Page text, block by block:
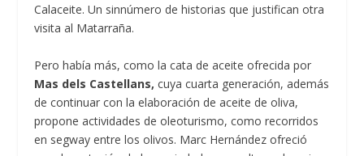
Calaceite. Un sinnúmero de historias que justifican otra
visita al Matarraña.
Pero había más, como la cata de aceite ofrecida por
Mas dels Castellans, cuya cuarta generación, además
de continuar con la elaboración de aceite de oliva,
propone actividades de oleoturismo, como recorridos
en segway entre los olivos. Marc Hernández ofreció